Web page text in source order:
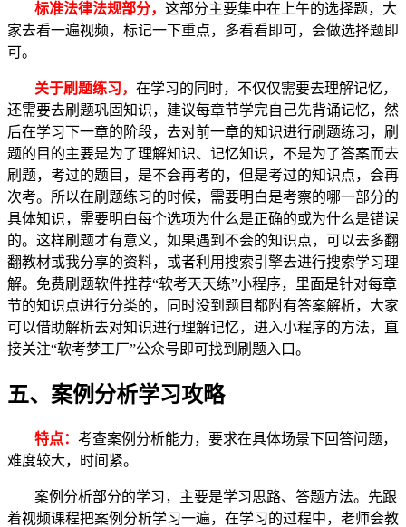
标准法律法规部分， 这部分主要集中在上午的选择题，大
家去看一遍视频，标记一下重点，多看看即可，会做选择题即
可。
关于刷题练习， 在学习的同时，不仅仅需要去理解记忆，
还需要去刷题巩固知识，建议每章节学完自己先背诵记忆，然
后在学习下一章的阶段，去对前一章的知识进行刷题练习，刷
题的目的主要是为了理解知识、记忆知识，不是为了答案而去
刷题，考过的题目，是不会再考的，但是考过的知识点，会再
次考。所以在刷题练习的时候，需要明白是考察的哪一部分的
具体知识，需要明白每个选项为什么是正确的或为什么是错误
的。这样刷题才有意义，如果遇到不会的知识点，可以去多翻
翻教材或我分享的资料，或者利用搜索引擎去进行搜索学习理
解。免费刷题软件推荐“软考天天练”小程序，里面是针对每章
节的知识点进行分类的，同时没到题目都附有答案解析，大家
可以借助解析去对知识进行理解记忆，进入小程序的方法，直
接关注“软考梦工厂”公众号即可找到刷题入口。
五、案例分析学习攻略
特点： 考查案例分析能力，要求在具体场景下回答问题，
难度较大，时间紧。
案例分析部分的学习，主要是学习思路、答题方法。先跟
着视频课程把案例分析学习一遍，在学习的过程中，老师会教